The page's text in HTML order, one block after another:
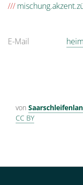
///
E-Mail
von
CC BY